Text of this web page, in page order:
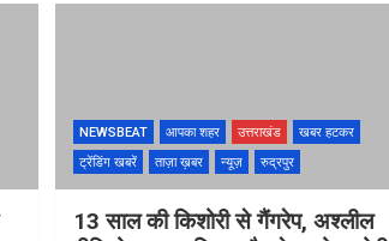
NEWSBEAT आपका शहर उत्तराखंड
खबर हटकर
ट्रेंडिंग खबरें
ताज़ा ख़बर न्यूज़ रुद्रपुर
13 साल की किशोरी से गैंगरेप, अश्लील